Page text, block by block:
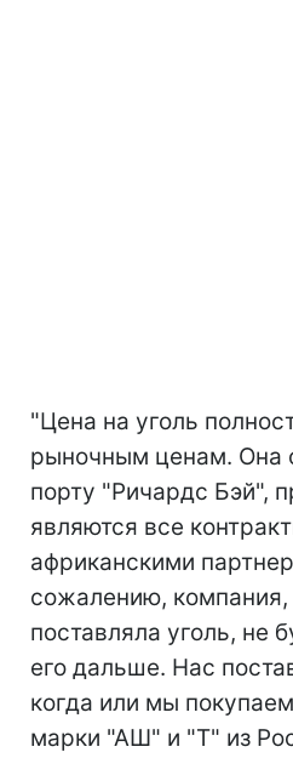
"Цена на уголь
рыночным ценам. Она
порту "Ричардс Бэй",
являются все
африканскими
сожалению, компания,
поставляла уголь, не
его дальше. Нас
когда или мы
марки "АШ" и "Т" из